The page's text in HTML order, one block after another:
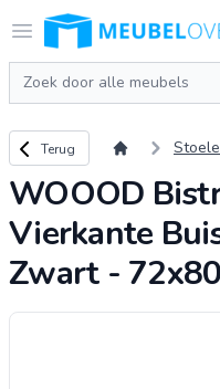
Open menu
Logo
Zoeken
Terug naar overzicht
Terug
WOOOD
Vierkante
Zwart -